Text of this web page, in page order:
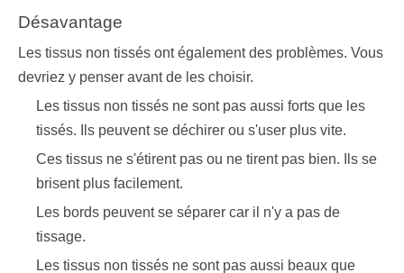
Désavantage
Les tissus non tissés ont également des problèmes. Vous
devriez y penser avant de les choisir.
Les tissus non tissés ne sont pas aussi forts que les
tissés. Ils peuvent se déchirer ou s'user plus vite.
Ces tissus ne s'étirent pas ou ne tirent pas bien. Ils se
brisent plus facilement.
Les bords peuvent se séparer car il n'y a pas de
tissage.
Les tissus non tissés ne sont pas aussi beaux que